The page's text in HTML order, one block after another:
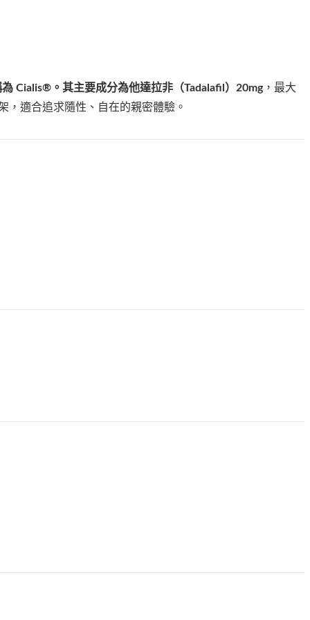
Cialis®。其主要成分為他達拉非（Tadalafil）20mg，最大
，適合追求隨性、自在的親密體驗。